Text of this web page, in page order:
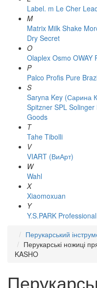
Label. m Le Cher
M
Matrix Milk Shake
Dry Secret
O
Olaplex Osmo OWAY
P
Palco Profis Pure
S
Saryna Key (Сарина
Spitzner SPL
Goods
T
Tahe Tibolli
V
VIART (ВиАрт)
W
Wahl
X
Xiaomoxuan
Y
Y.S.PARK Professional
Перукарський
Перукарські ножиці
KASHO